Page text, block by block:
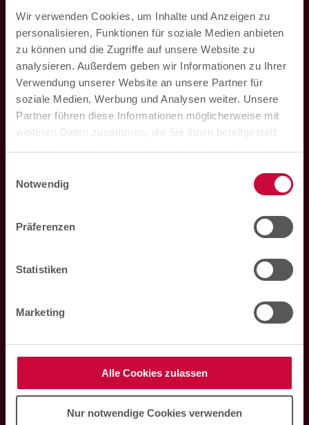
Wir verwenden Cookies, um Inhalte und Anzeigen zu
personalisieren, Funktionen für soziale Medien anbieten
zu können und die Zugriffe auf unsere Website zu
analysieren. Außerdem geben wir Informationen zu Ihrer
Verwendung unserer Website an unsere Partner für
soziale Medien, Werbung und Analysen weiter. Unsere
Partner führen diese Informationen möglicherweise mit
weiteren Daten zusammen, die Sie ihnen bereitgestellt
notwendigen Cookies zustimmen
hier Ihre
Notwendig
Präferenzen
Statistiken
Marketing
Alle Cookies zulassen
Nur notwendige Cookies verwenden
Hohenzollern Apotheke im Marktkauf